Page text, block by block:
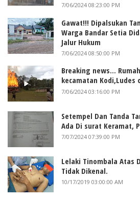
7/06/2024 08:23:00 PM
Gawat!!! Dipalsukan
Warga Bandar Setia
Jalur Hukum
7/06/2024 08:50:00 PM
Breaking news...
kecamatan Kodi,Ludes
7/06/2024 03:16:00 PM
Setempel Dan Tanda
Ada Di surat Keramat,
7/07/2024 07:39:00 PM
Lelaki Tinombala Atas
Tidak Dikenal.
10/17/2019 03:00:00 AM